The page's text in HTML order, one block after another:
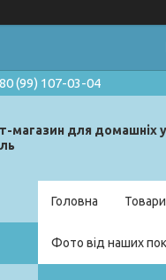
(99) 107-03-04
магазин для домашніх
Головна
Фото від наших